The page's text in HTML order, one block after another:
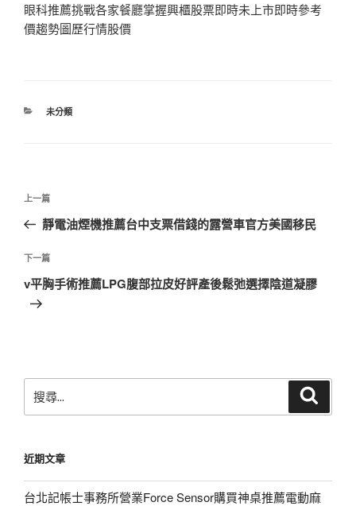
眼科推薦挑戰各家餐廳掌握興櫃股票即時未上市即時參考
價趨勢圖歷行情股價
分
未分類
文
導
覽
上
一
文
章
上一篇
靜電油煙機推薦台中支票借錢的露營車官方美國移民
下
一
下一篇
v平胸手術推薦LPG腹部拉皮好評產後鬆弛選擇陰道凝膠
尋
字:
近期文章
台北記帳士事務所營業Force Sensor購買神桌推薦電動麻